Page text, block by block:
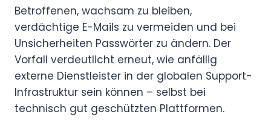
Betroffenen, wachsam zu bleiben,
verdächtige E-Mails zu vermeiden und bei
Unsicherheiten Passwörter zu ändern. Der
Vorfall verdeutlicht erneut, wie anfällig
externe Dienstleister in der globalen Support-
Infrastruktur sein können – selbst bei
technisch gut geschützten Plattformen.